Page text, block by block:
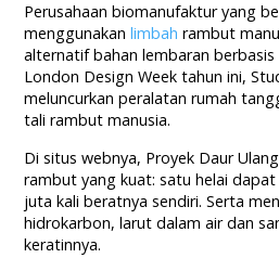
Perusahaan biomanufaktur yang
menggunakanlimbah rambut
alternatif bahan lembaran
London Design Week tahun ini,
meluncurkan peralatan rumah
tali rambut manusia.
Di situs webnya, Proyek Daur
rambut yang kuat: satu helai
juta kali beratnya sendiri. Serta
hidrokarbon, larut dalam air dan
keratinnya.